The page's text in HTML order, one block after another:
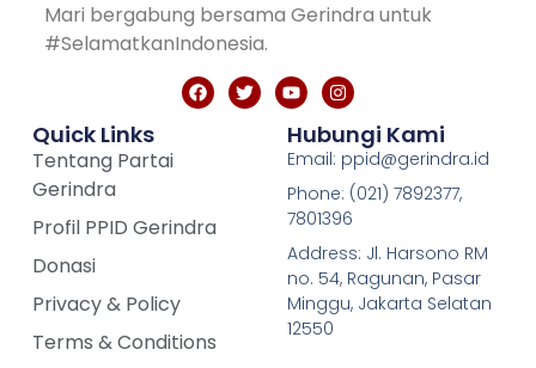
Mari bergabung bersama Gerindra untuk
#SelamatkanIndonesia.
Quick Links
Tentang Partai
Gerindra
Profil PPID Gerindra
Donasi
Privacy & Policy
Terms & Conditions
Hubungi Kami
Email: ppid@gerindra.id
Phone: (021) 7892377,
7801396
Address: Jl. Harsono RM
no. 54, Ragunan, Pasar
Minggu, Jakarta Selatan
12550